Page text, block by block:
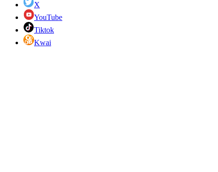
X
YouTube
Tiktok
Kwai